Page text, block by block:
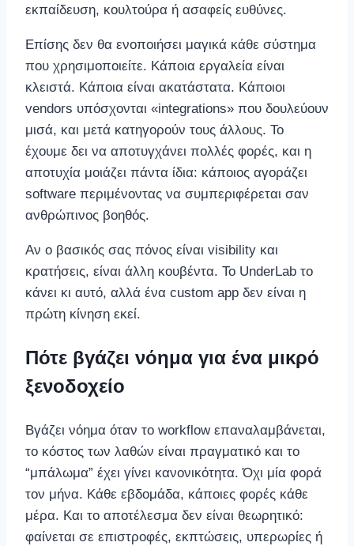
εκπαίδευση, κουλτούρα ή ασαφείς ευθύνες.
Επίσης δεν θα ενοποιήσει μαγικά κάθε σύστημα
που χρησιμοποιείτε. Κάποια εργαλεία είναι
κλειστά. Κάποια είναι ακατάστατα. Κάποιοι
vendors υπόσχονται «integrations» που δουλεύουν
μισά, και μετά κατηγορούν τους άλλους. Το
έχουμε δει να αποτυγχάνει πολλές φορές, και η
αποτυχία μοιάζει πάντα ίδια: κάποιος αγοράζει
software περιμένοντας να συμπεριφέρεται σαν
ανθρώπινος βοηθός.
Αν ο βασικός σας πόνος είναι visibility και
κρατήσεις, είναι άλλη κουβέντα. Το UnderLab το
κάνει κι αυτό, αλλά ένα custom app δεν είναι η
πρώτη κίνηση εκεί.
Πότε βγάζει νόημα για ένα μικρό
ξενοδοχείο
Βγάζει νόημα όταν το workflow επαναλαμβάνεται,
το κόστος των λαθών είναι πραγματικό και το
“μπάλωμα” έχει γίνει κανονικότητα. Όχι μία φορά
τον μήνα. Κάθε εβδομάδα, κάποιες φορές κάθε
μέρα. Και το αποτέλεσμα δεν είναι θεωρητικό:
φαίνεται σε επιστροφές, εκπτώσεις, υπερωρίες ή